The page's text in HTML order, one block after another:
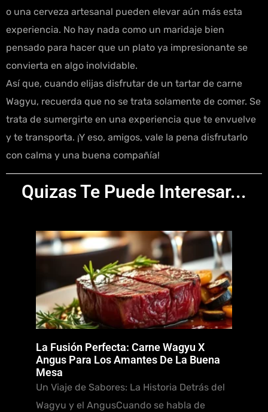
o una cerveza artesanal pueden elevar aún más esta
experiencia. No hay nada como un maridaje bien
pensado para hacer que un plato ya impresionante se
convierta en algo inolvidable.
Así que, cuando elijas disfrutar de un tartar de carne
Wagyu, recuerda que no se trata solamente de comer. Se
trata de sumergirte en una experiencia que te envuelve
y te transporta. ¡Y eso, amigos, vale la pena disfrutarlo
con calma y una buena compañía!
Quizas Te Puede Interesar...
La Fusión Perfecta: Carne Wagyu X
Angus Para Los Amantes De La Buena
Mesa
Un Viaje de Sabores: La Historia Detrás del
Wagyu y el AngusCuando se habla de